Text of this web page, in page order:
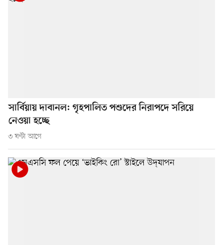
সার্বিয়ায় দাবানল: গৃহপালিত পশুদের নিরাপদে সরিয়ে
নেওয়া হচ্ছে
৩ ঘণ্টা আগে